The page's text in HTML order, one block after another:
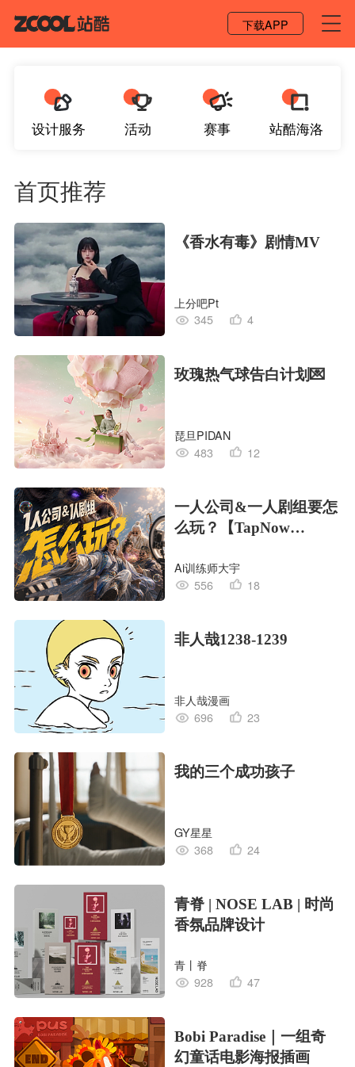
下载APP
设计服务 活动 赛事 站酷海洛
首页推荐
《香水有毒》剧情MV
上分吧Pt
345
4
玫瑰热气球告白计划💌
琵旦PIDAN
483
12
一人公司&一人剧组要怎
么玩？【TapNow
Ai训练师大宇
556
18
非人哉1238-1239
非人哉漫画
696
23
我的三个成功孩子
GY星星
368
24
青脊 | NOSE LAB | 时尚
香氛品牌设计
青丨脊
928
47
Bobi Paradise｜一组奇
幻童话电影海报插画